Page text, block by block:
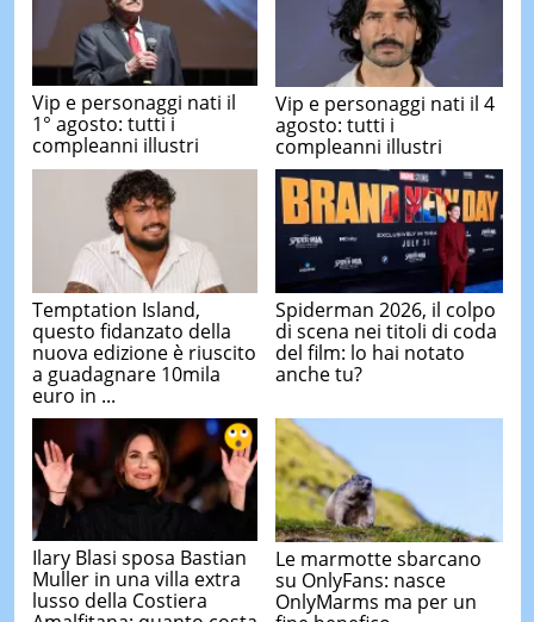
Vip e personaggi nati il
1° agosto: tutti i
compleanni illustri
Vip e personaggi nati il 4
agosto: tutti i
compleanni illustri
Temptation Island,
questo fidanzato della
nuova edizione è riuscito
a guadagnare 10mila
euro in ...
Spiderman 2026, il colpo
di scena nei titoli di coda
del film: lo hai notato
anche tu?
Ilary Blasi sposa Bastian
Muller in una villa extra
lusso della Costiera
Le marmotte sbarcano
su OnlyFans: nasce
OnlyMarms ma per un